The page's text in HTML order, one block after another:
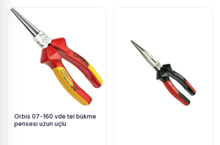
Orbis 07-160 vde tel bükme
pensesi uzun uçlu